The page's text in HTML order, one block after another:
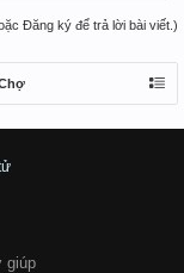
Đăng ký để trả lời bài viết.)
giúp